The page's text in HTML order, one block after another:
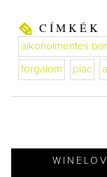
CÍMKÉK
alkoholmentes bor
forgalom piac